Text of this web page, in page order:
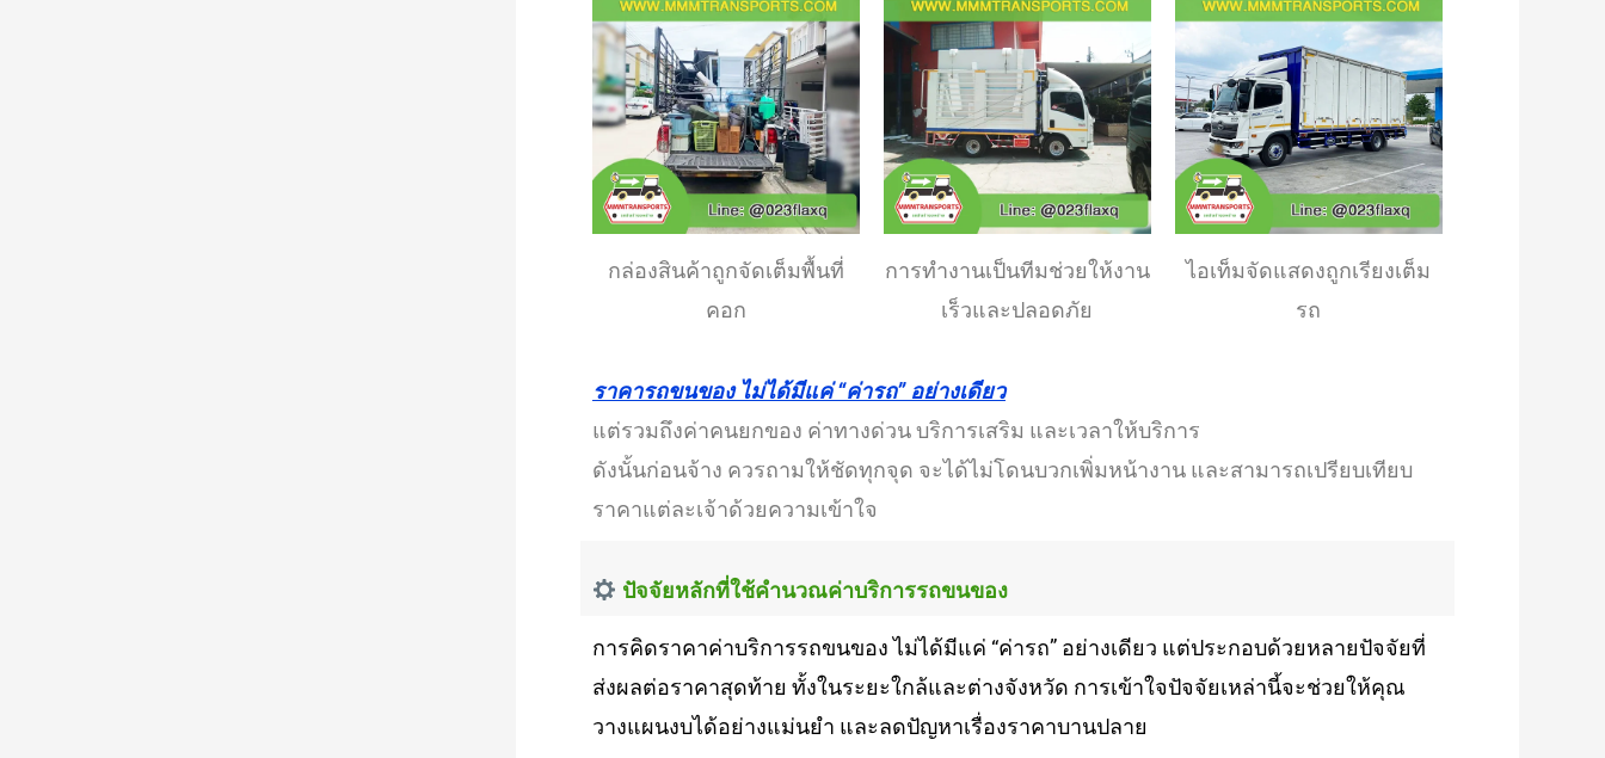
กล่องสินค้าถูกจัดเต็มพื้นที่
คอก
การทำงานเป็นทีมช่วยให้งาน
เร็วและปลอดภัย
ไอเท็มจัดแสดงถูกเรียงเต็ม
รถ
ราคารถขนของ ไม่ได้มีแค่ “ค่ารถ” อย่างเดียว
แต่รวมถึงค่าคนยกของ ค่าทางด่วน บริการเสริม และเวลาให้บริการ
ดังนั้นก่อนจ้าง ควรถามให้ชัดทุกจุด จะได้ไม่โดนบวกเพิ่มหน้างาน และสามารถเปรียบเทียบ
ราคาแต่ละเจ้าด้วยความเข้าใจ
ปัจจัยหลักที่ใช้คำนวณค่าบริการรถขนของ
การคิดราคาค่าบริการรถขนของ ไม่ได้มีแค่ “ค่ารถ” อย่างเดียว แต่ประกอบด้วยหลายปัจจัยที่
ส่งผลต่อราคาสุดท้าย ทั้งในระยะใกล้และต่างจังหวัด การเข้าใจปัจจัยเหล่านี้จะช่วยให้คุณ
วางแผนงบได้อย่างแม่นยำ และลดปัญหาเรื่องราคาบานปลาย